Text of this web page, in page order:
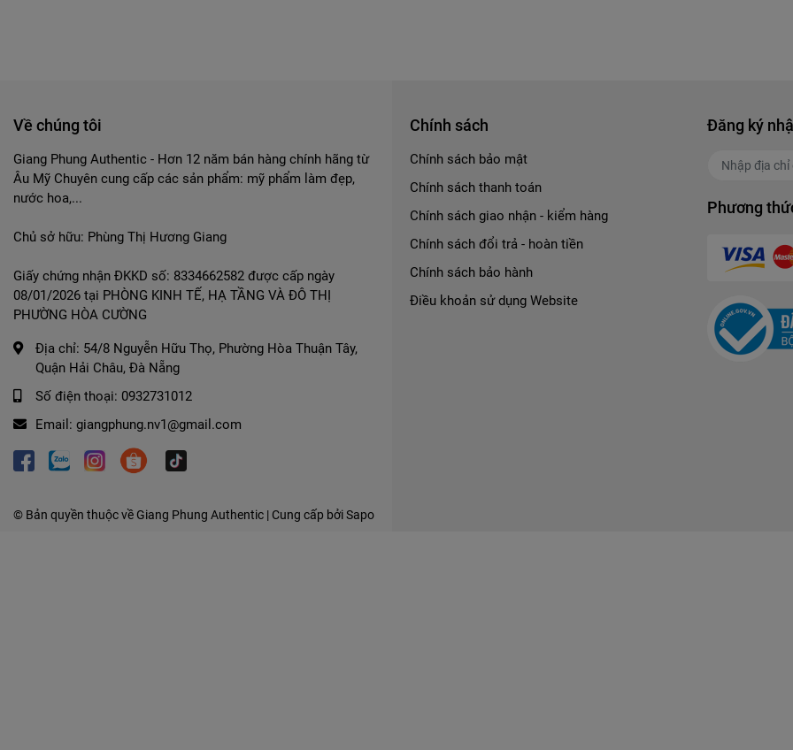
Về chúng tôi
Giang Phung Authentic - Hơn 12 năm bán hàng chính hãng từ
Âu Mỹ Chuyên cung cấp các sản phẩm: mỹ phẩm làm đẹp,
nước hoa,...
Chủ sở hữu: Phùng Thị Hương Giang
Giấy chứng nhận ĐKKD số: 8334662582 được cấp ngày
08/01/2026 tại PHÒNG KINH TẾ, HẠ TẦNG VÀ ĐÔ THỊ
PHƯỜNG HÒA CƯỜNG
Địa chỉ: 54/8 Nguyễn Hữu Thọ, Phường Hòa Thuận Tây,
Quận Hải Châu, Đà Nẵng
Số điện thoại: 0932731012
Email: giangphung.nv1@gmail.com
Chính sách
Chính sách bảo mật
Chính sách thanh toán
Chính sách giao nhận - kiểm hàng
Chính sách đổi trả - hoàn tiền
Chính sách bảo hành
Điều khoản sử dụng Website
Đăng ký
Phương
© Bản quyền thuộc về Giang Phung Authentic | Cung cấp bởiSapo